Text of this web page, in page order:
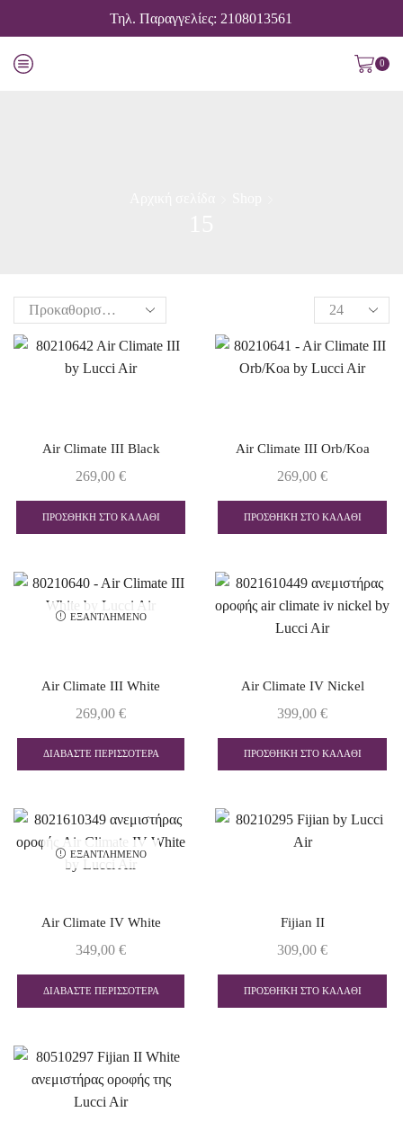
Τηλ. Παραγγελίες: 2108013561
0
Air Climate III Black
269,00 €
ΠΡΟΣΘΉΚΗ ΣΤΟ ΚΑΛΆΘΙ
Air Climate III Orb/Koa
269,00 €
ΠΡΟΣΘΉΚΗ ΣΤΟ ΚΑΛΆΘΙ
ΕΞΑΝΤΛΗΜΈΝΟ
Air Climate III White
269,00 €
ΔΙΑΒΆΣΤΕ ΠΕΡΙΣΣΌΤΕΡΑ
Air Climate IV Nickel
399,00 €
ΠΡΟΣΘΉΚΗ ΣΤΟ ΚΑΛΆΘΙ
ΕΞΑΝΤΛΗΜΈΝΟ
Air Climate IV White
349,00 €
ΔΙΑΒΆΣΤΕ ΠΕΡΙΣΣΌΤΕΡΑ
Fijian II
309,00 €
ΠΡΟΣΘΉΚΗ ΣΤΟ ΚΑΛΆΘΙ